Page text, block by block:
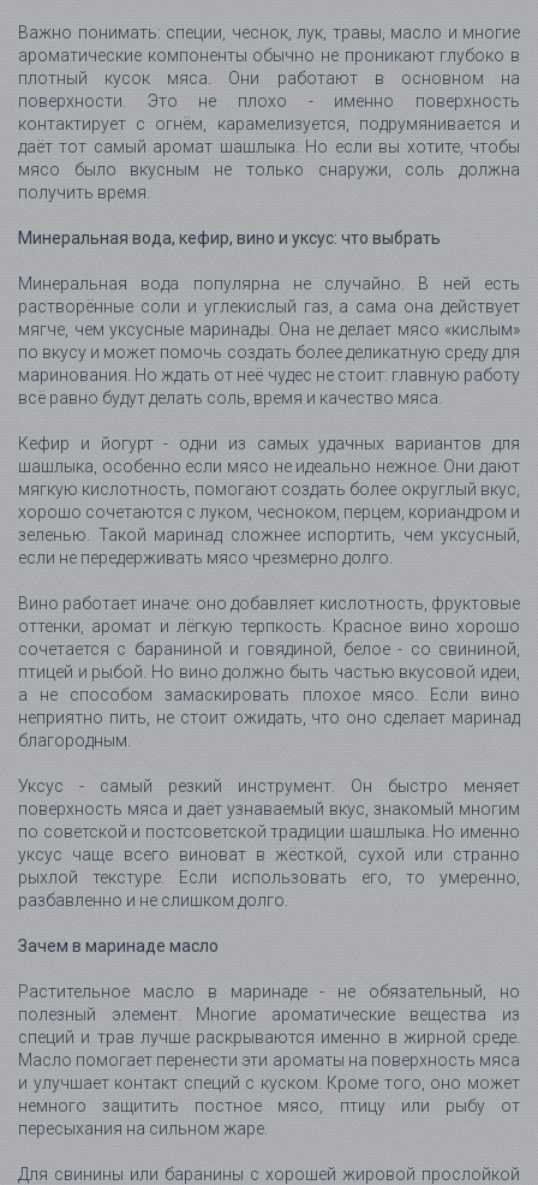
Важно понимать: специи, чеснок, лук, травы, масло и многие
ароматические компоненты обычно не проникают глубоко в
плотный кусок мяса. Они работают в основном на
поверхности. Это не плохо - именно поверхность
контактирует с огнём, карамелизуется, подрумянивается и
даёт тот самый аромат шашлыка. Но если вы хотите, чтобы
мясо было вкусным не только снаружи, соль должна
получить время.
Минеральная вода, кефир, вино и уксус: что выбрать
Минеральная вода популярна не случайно. В ней есть
растворённые соли и углекислый газ, а сама она действует
мягче, чем уксусные маринады. Она не делает мясо «кислым»
по вкусу и может помочь создать более деликатную среду для
маринования. Но ждать от неё чудес не стоит: главную работу
всё равно будут делать соль, время и качество мяса.
Кефир и йогурт - одни из самых удачных вариантов для
шашлыка, особенно если мясо не идеально нежное. Они дают
мягкую кислотность, помогают создать более округлый вкус,
хорошо сочетаются с луком, чесноком, перцем, кориандром и
зеленью. Такой маринад сложнее испортить, чем уксусный,
если не передерживать мясо чрезмерно долго.
Вино работает иначе: оно добавляет кислотность, фруктовые
оттенки, аромат и лёгкую терпкость. Красное вино хорошо
сочетается с бараниной и говядиной, белое - со свининой,
птицей и рыбой. Но вино должно быть частью вкусовой идеи,
а не способом замаскировать плохое мясо. Если вино
неприятно пить, не стоит ожидать, что оно сделает маринад
благородным.
Уксус - самый резкий инструмент. Он быстро меняет
поверхность мяса и даёт узнаваемый вкус, знакомый многим
по советской и постсоветской традиции шашлыка. Но именно
уксус чаще всего виноват в жёсткой, сухой или странно
рыхлой текстуре. Если использовать его, то умеренно,
разбавленно и не слишком долго.
Зачем в маринаде масло
Растительное масло в маринаде - не обязательный, но
полезный элемент. Многие ароматические вещества из
специй и трав лучше раскрываются именно в жирной среде.
Масло помогает перенести эти ароматы на поверхность мяса
и улучшает контакт специй с куском. Кроме того, оно может
немного защитить постное мясо, птицу или рыбу от
пересыхания на сильном жаре.
Для свинины или баранины с хорошей жировой прослойкой